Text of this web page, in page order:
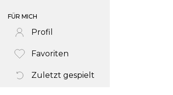
FÜR MICH
Profil
Favoriten
Zuletzt gespielt